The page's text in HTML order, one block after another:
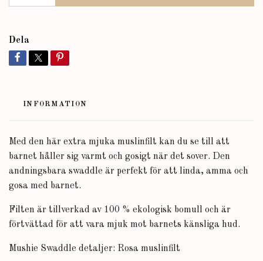
Dela
INFORMATION
Med den här extra mjuka muslinfilt kan du se till att
barnet håller sig varmt och gosigt när det sover. Den
andningsbara swaddle är perfekt för att linda, amma och
gosa med barnet.
Filten är tillverkad av 100 % ekologisk bomull och är
förtvättad för att vara mjuk mot barnets känsliga hud.
Mushie Swaddle detaljer: Rosa muslinfilt